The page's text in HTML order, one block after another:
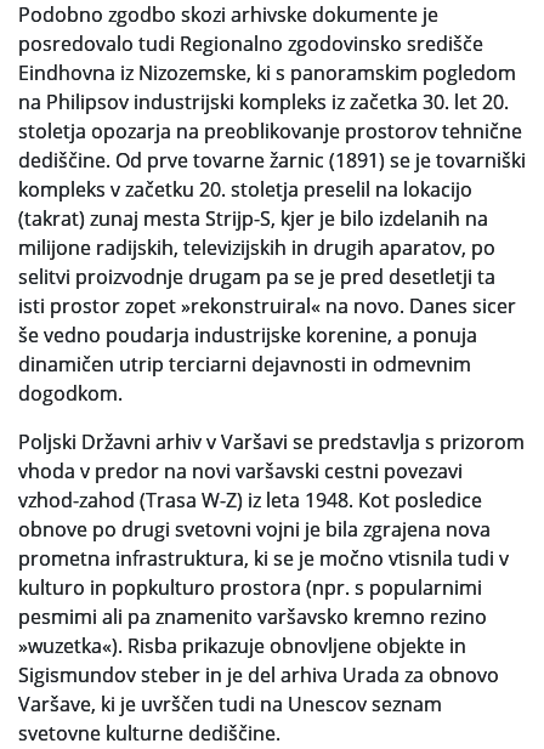
Podobno zgodbo skozi arhivske dokumente je
posredovalo tudi Regionalno zgodovinsko središče
Eindhovna iz Nizozemske, ki s panoramskim pogledom
na Philipsov industrijski kompleks iz začetka 30. let 20.
stoletja opozarja na preoblikovanje prostorov tehnične
dediščine. Od prve tovarne žarnic (1891) se je tovarniški
kompleks v začetku 20. stoletja preselil na lokacijo
(takrat) zunaj mesta Strijp-S, kjer je bilo izdelanih na
milijone radijskih, televizijskih in drugih aparatov, po
selitvi proizvodnje drugam pa se je pred desetletji ta
isti prostor zopet »rekonstruiral« na novo. Danes sicer
še vedno poudarja industrijske korenine, a ponuja
dinamičen utrip terciarni dejavnosti in odmevnim
dogodkom.
Poljski Državni arhiv v Varšavi se predstavlja s prizorom
vhoda v predor na novi varšavski cestni povezavi
vzhod-zahod (Trasa W-Z) iz leta 1948. Kot posledice
obnove po drugi svetovni vojni je bila zgrajena nova
prometna infrastruktura, ki se je močno vtisnila tudi v
kulturo in popkulturo prostora (npr. s popularnimi
pesmimi ali pa znamenito varšavsko kremno rezino
»wuzetka«). Risba prikazuje obnovljene objekte in
Sigismundov steber in je del arhiva Urada za obnovo
Varšave, ki je uvrščen tudi na Unescov seznam
svetovne kulturne dediščine.